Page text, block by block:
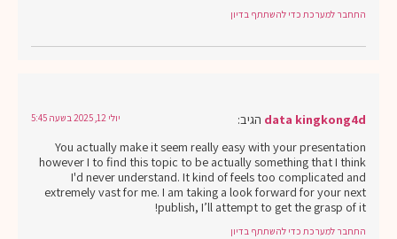
התחבר למערכת כדי להשתתף בדיון
data kingkong4d הגיב: יולי 12, 2025 בשעה 5:45
You actually make it seem really easy with your presentation
however I to find this topic to be actually something that I think
I'd never understand. It kind of feels too complicated and
extremely vast for me. I am taking a look forward for your next
publish, I’ll attempt to get the grasp of it!
התחבר למערכת כדי להשתתף בדיון